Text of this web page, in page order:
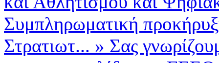
Συμπληρωματική
Στρατιωτ... » Σας